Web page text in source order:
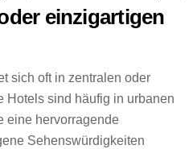
einzigartigen
sich oft in zentralen oder
Hotels sind häufig in urbanen
eine hervorragende
Sehenswürdigkeiten